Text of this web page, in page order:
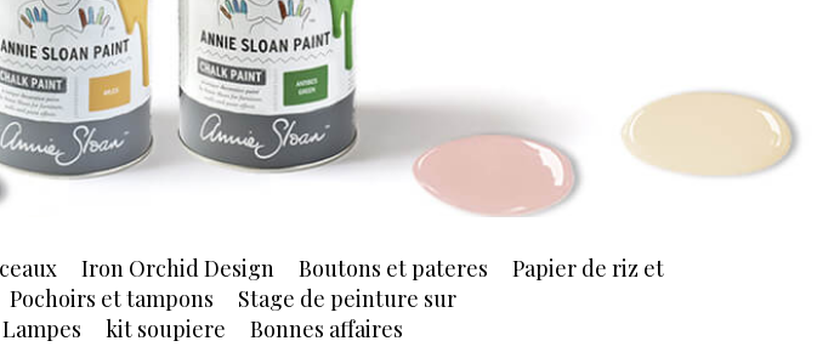
Iron Orchid Design Boutons et pateres
Papier de riz et
Pochoirs et tampons
Stage de peinture sur
Lampes kit soupiere Bonnes affaires